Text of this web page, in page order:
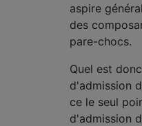
aspire
des
pare-chocs.
Quel est
d'admission
ce le seul
d'admission